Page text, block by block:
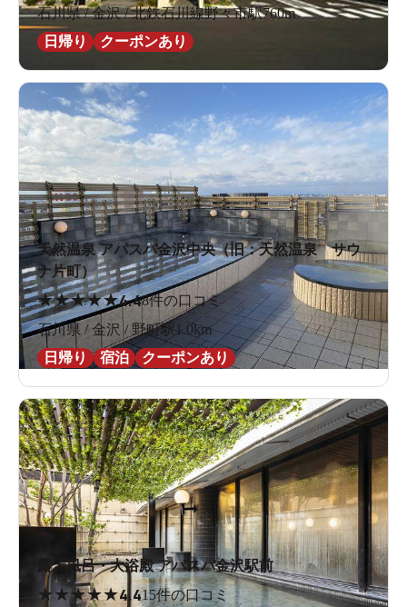
石川県 / 金沢 / 北鉄石川線野々市駅760m
日帰り
クーポンあり
天然温泉 アパスパ金沢中央（旧：天然温泉 サウ
ナ片町）
★★★★★4.48件の口コミ
石川県 / 金沢 / 野町駅1.0km
日帰り
宿泊 クーポンあり
露天風呂・大浴殿 アパスパ金沢駅前
★ ★ ★★★4.415件の口コミ